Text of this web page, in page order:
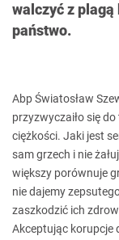
walczyć z
państwo.
Abp Światosław
przyzwyczaiło się
ciężkości. Jaki jest
sam grzech i nie
większy porównuje
nie dajemy
zaszkodzić ich
Akceptując korupcje